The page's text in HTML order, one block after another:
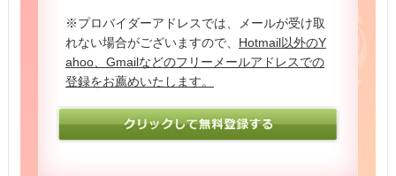
※プロバイダーアドレスでは、メールが受け取
れない場合がございますので、 Hotmail以外のY
ahoo、Gmailなどのフリーメールアドレスでの
登録をお薦めいたします。